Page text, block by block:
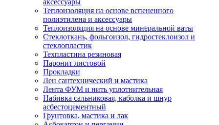
аксессуары
Теплоизоляция на основе вспененного
полиэтилена и аксессуары
Теплоизоляция на основе минеральной ваты
Стеклоткань, фольгоизол, гидростеклоизол и
стеклопластик
Техпластина резиновая
Паронит листовой
Прокладки
Лен сантехнический и мастика
Лента ФУМ и нить уплотнительная
Набивка сальниковая, каболка и шнур
асбестоцементный
Грунтовка, мастика и лак